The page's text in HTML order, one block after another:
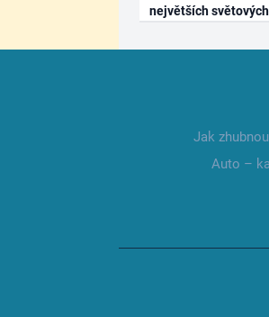
největších
Jak
Auto –